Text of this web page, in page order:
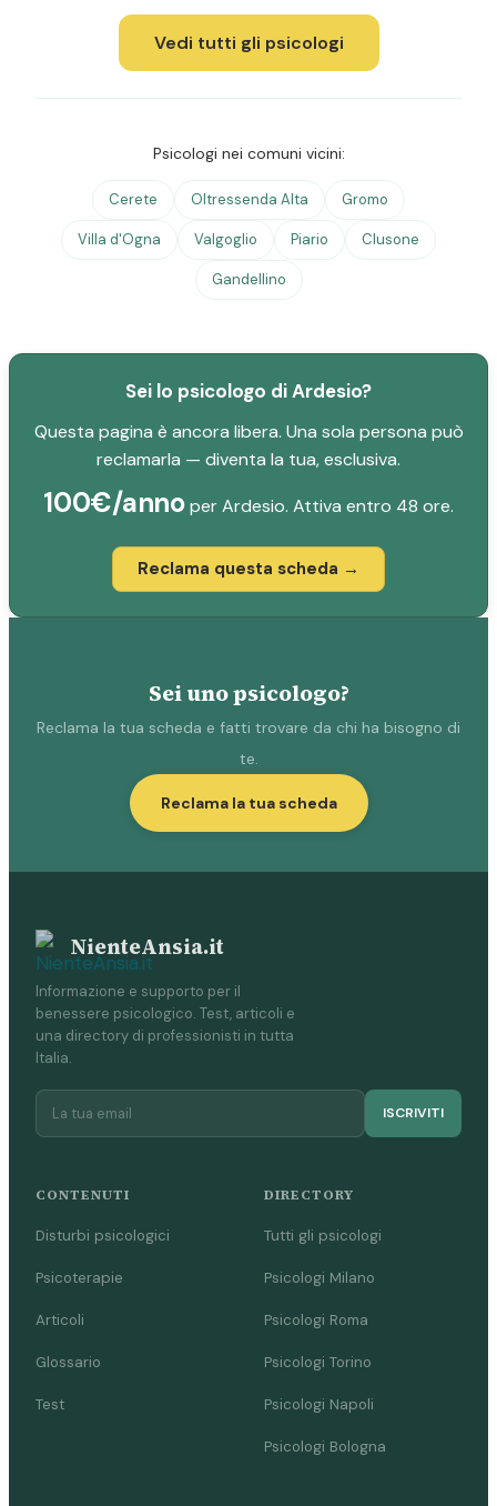
Vedi tutti gli psicologi
Psicologi nei comuni vicini:
Cerete Oltressenda Alta Gromo
Villa d'Ogna Valgoglio Piario Clusone
Gandellino
Sei lo psicologo di Ardesio?
Questa pagina è ancora libera. Una sola persona può
reclamarla — diventa la tua, esclusiva.
100€/annoper Ardesio. Attiva entro 48 ore.
Reclama questa scheda →
Sei uno psicologo?
Reclama la tua scheda e fatti trovare da chi ha bisogno di
te.
Reclama la tua scheda
NienteAnsia.it
Informazione e supporto per il
benessere psicologico. Test, articoli e
una directory di professionisti in tutta
Italia.
ISCRIVITI
CONTENUTI
Disturbi psicologici
Psicoterapie
Articoli
Glossario
Test
DIRECTORY
Tutti gli psicologi
Psicologi Milano
Psicologi Roma
Psicologi Torino
Psicologi Napoli
Psicologi Bologna